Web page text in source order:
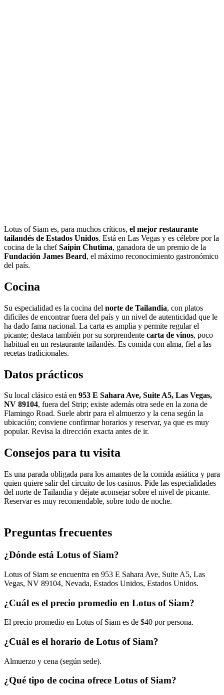
Lotus of Siam es, para muchos críticos, el mejor restaurante
tailandés de Estados Unidos. Está en Las Vegas y es célebre por la
cocina de la chefSaipin Chutima, ganadora de un premio de la
Fundación James Beard, el máximo reconocimiento gastronómico
del país.
Cocina
Su especialidad es la cocina del norte de Tailandia, con platos
difíciles de encontrar fuera del país y un nivel de autenticidad que le
ha dado fama nacional. La carta es amplia y permite regular el
picante; destaca también por su sorprendente carta de vinos, poco
habitual en un restaurante tailandés. Es comida con alma, fiel a las
recetas tradicionales.
Datos prácticos
Su local clásico está en 953 E Sahara Ave, Suite A5, Las Vegas,
NV 89104, fuera del Strip; existe además otra sede en la zona de
Flamingo Road. Suele abrir para el almuerzo y la cena según la
ubicación; conviene confirmar horarios y reservar, ya que es muy
popular. Revisa la dirección exacta antes de ir.
Consejos para tu visita
Es una parada obligada para los amantes de la comida asiática y para
quien quiere salir del circuito de los casinos. Pide las especialidades
del norte de Tailandia y déjate aconsejar sobre el nivel de picante.
Reservar es muy recomendable, sobre todo de noche.
Preguntas frecuentes
¿Dónde está Lotus of Siam?
Lotus of Siam se encuentra en 953 E Sahara Ave, Suite A5, Las
Vegas, NV 89104, Nevada, Estados Unidos, Estados Unidos.
¿Cuál es el precio promedio en Lotus of Siam?
El precio promedio en Lotus of Siam es de $40 por persona.
¿Cuál es el horario de Lotus of Siam?
Almuerzo y cena (según sede).
¿Qué tipo de cocina ofrece Lotus of Siam?